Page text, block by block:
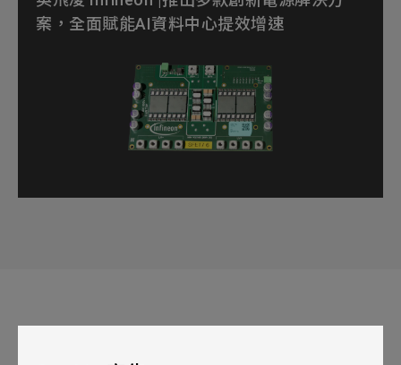
案，全面賦能AI資料中心提效增速